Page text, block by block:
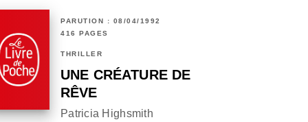
PARUTION : 08/04/1992
416 PAGES
THRILLER
UNE CRÉATURE DE
RÊVE
Patricia Highsmith